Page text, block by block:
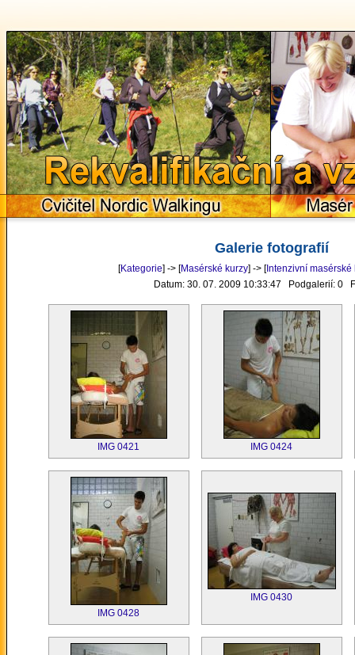
Cvičitel Nordic Walkingu Masér
Galerie fotografií
[Kategorie] -> [Masérské kurzy] -> [Intenzivní masérské
Datum: 30. 07. 2009 10:33:47 Podgalerií: 0
IMG 0421 IMG 0424
IMG 0428
IMG 0430